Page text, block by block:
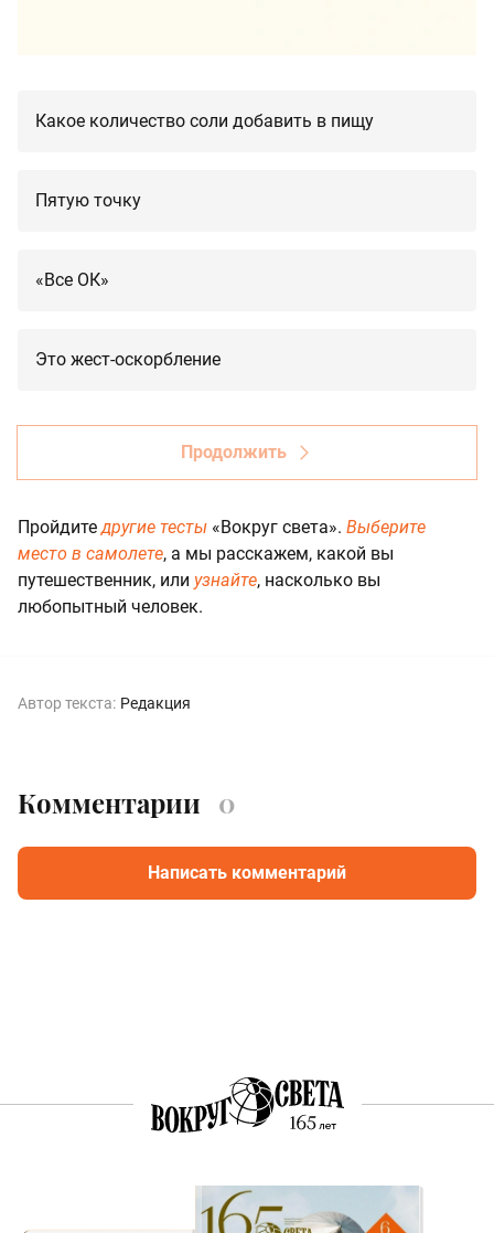
Какое количество соли добавить в пищу
Пятую точку
«Все ОК»
Это жест-оскорбление
Продолжить
Пройдите другие тесты «Вокруг света». Выберите
место в самолете, а мы расскажем, какой вы
путешественник, или узнайте, насколько вы
любопытный человек.
Автор текста: Редакция
Комментарии 0
Написать комментарий